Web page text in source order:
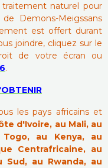
naturel pour
Demons-Meigssans
est offert durant
joindre, cliquez sur le
de votre écran ou
.
les pays africains et
d'Ivoire, au Mali, au
au Kenya, au
Centrafricaine, au
au Rwanda, au